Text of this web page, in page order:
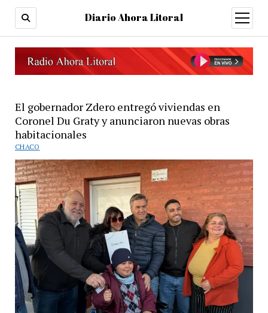
Diario Ahora Litoral
open
menu
El gobernador Zdero entregó viviendas en
Coronel Du Graty y anunciaron nuevas obras
habitacionales
CHACO